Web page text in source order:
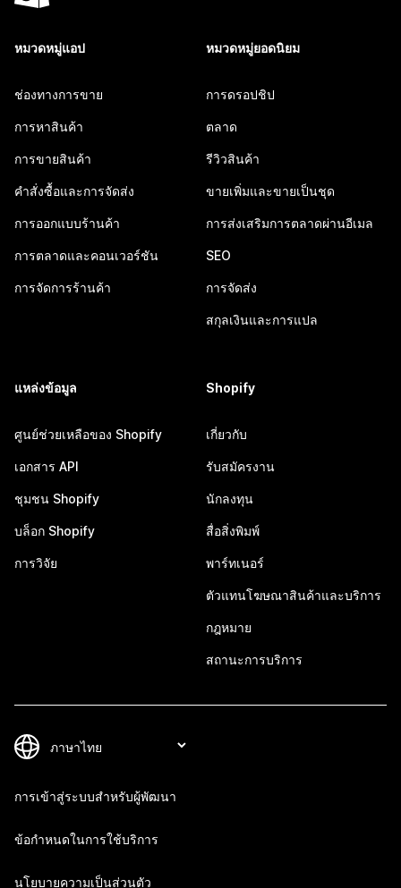
หมวดหมู่แอป
ช่องทางการขาย
การหาสินค้า
การขายสินค้า
คำสั่งซื้อและการจัดส่ง
การออกแบบร้านค้า
การตลาดและคอนเวอร์ชัน
การจัดการร้านค้า
หมวดหมู่ยอดนิยม
การดรอปชิป
ตลาด
รีวิวสินค้า
ขายเพิ่มและขายเป็นชุด
การส่งเสริมการตลาดผ่านอีเมล
SEO
การจัดส่ง
สกุลเงินและการแปล
แหล่งข้อมูล
ศูนย์ช่วยเหลือของ Shopify
เอกสาร API
ชุมชน Shopify
บล็อก Shopify
การวิจัย
Shopify
เกี่ยวกับ
รับสมัครงาน
นักลงทุน
สื่อสิ่งพิมพ์
พาร์ทเนอร์
ตัวแทนโฆษณาสินค้าและบริการ
กฎหมาย
สถานะการบริการ
การเข้าสู่ระบบสำหรับผู้พัฒนา
ข้อกำหนดในการใช้บริการ
นโยบายความเป็นส่วนตัว